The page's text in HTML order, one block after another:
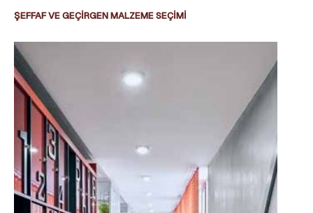
ŞEFFAF VE GEÇİRGEN MALZEME SEÇİMİ